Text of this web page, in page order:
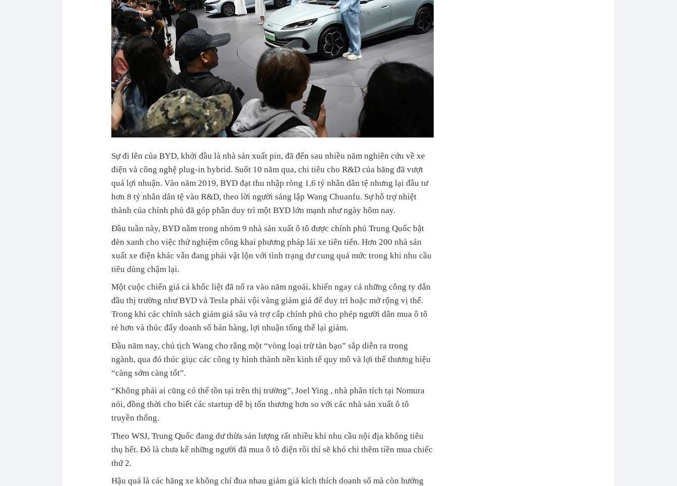
Sự đi lên của BYD, khởi đầu là nhà sản xuất pin, đã đến sau nhiều năm nghiên cứu về xe
điện và công nghệ plug-in hybrid. Suốt 10 năm qua, chi tiêu cho R&D của hãng đã vượt
quá lợi nhuận. Vào năm 2019, BYD đạt thu nhập ròng 1,6 tỷ nhân dân tệ nhưng lại đầu tư
hơn 8 tỷ nhân dân tệ vào R&D, theo lời người sáng lập Wang Chuanfu. Sự hỗ trợ nhiệt
thành của chính phủ đã góp phần duy trì một BYD lớn mạnh như ngày hôm nay.
Đầu tuần này, BYD nằm trong nhóm 9 nhà sản xuất ô tô được chính phủ Trung Quốc bật
đèn xanh cho việc thử nghiệm công khai phương pháp lái xe tiên tiến. Hơn 200 nhà sản
xuất xe điện khác vẫn đang phải vật lộn với tình trạng dư cung quá mức trong khi nhu cầu
tiêu dùng chậm lại.
Một cuộc chiến giá cả khốc liệt đã nổ ra vào năm ngoái, khiến ngay cả những công ty dẫn
đầu thị trường như BYD và Tesla phải vội vàng giảm giá để duy trì hoặc mở rộng vị thế.
Trong khi các chính sách giảm giá sâu và trợ cấp chính phủ cho phép người dân mua ô tô
rẻ hơn và thúc đẩy doanh số bán hàng, lợi nhuận tổng thể lại giảm.
Đầu năm nay, chủ tịch Wang cho rằng một “vòng loại trừ tàn bạo” sắp diễn ra trong
ngành, qua đó thúc giục các công ty hình thành nền kinh tế quy mô và lợi thế thương hiệu
“càng sớm càng tốt”.
“Không phải ai cũng có thể tồn tại trên thị trường”, Joel Ying , nhà phân tích tại Nomura
nói, đồng thời cho biết các startup dễ bị tổn thương hơn so với các nhà sản xuất ô tô
truyền thống.
Theo WSJ, Trung Quốc đang dư thừa sản lượng rất nhiều khi nhu cầu nội địa không tiêu
thụ hết. Đó là chưa kể những người đã mua ô tô điện rồi thì sẽ khó chi thêm tiền mua chiếc
thứ 2.
Hậu quả là các hãng xe không chỉ đua nhau giảm giá kích thích doanh số mà còn hướng